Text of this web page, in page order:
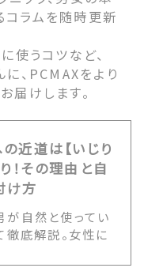
ラムを随時更新
使うコツなど、
に、PCMAXをより
届けします。
近道は【いじり
！その理由と自
け方
が自然と使ってい
徹底解説。女性に
します。また20